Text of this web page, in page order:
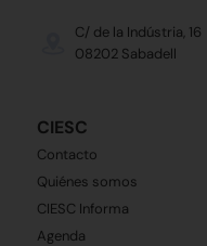
C/ de la Indústria, 16
08202 Sabadell
CIESC
Contacto
Quiénes somos
CIESC Informa
Agenda